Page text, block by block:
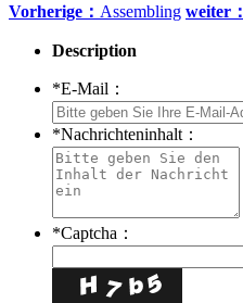
Vorherige： Assembling weiter：
Description
*E-Mail：
*Nachrichteninhalt：
*Captcha：